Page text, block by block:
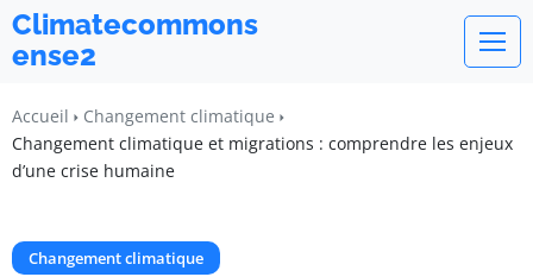
Climatecommons
ense2
Accueil
Changement climatique
Changement climatique et migrations : comprendre les enjeux
d’une crise humaine
Changement climatique